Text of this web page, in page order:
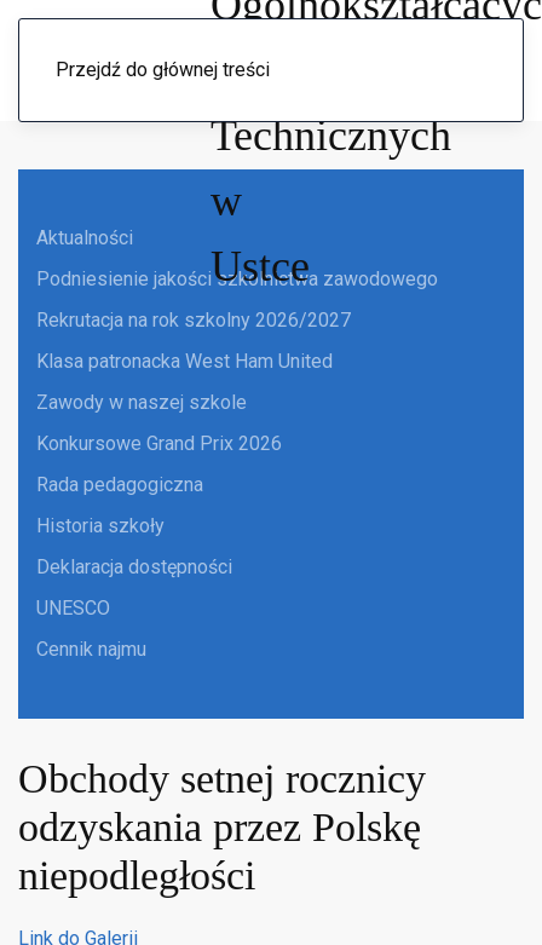
Przejdź do głównej treści
Menu
Aktualności
Podniesienie jakości szkolnictwa zawodowego
Rekrutacja na rok szkolny 2026/2027
Klasa patronacka West Ham United
Zawody w naszej szkole
Konkursowe Grand Prix 2026
Rada pedagogiczna
Historia szkoły
Deklaracja dostępności
UNESCO
Cennik najmu
Obchody setnej rocznicy
odzyskania przez Polskę
niepodległości
Link do Galerii